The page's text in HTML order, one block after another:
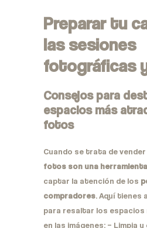
Preparar tu
las sesiones
fotográficas
Consejos para
espacios más
fotos
Cuando se trata de
fotos son una
captar la atención de los
compradores. Aquí tienes
para resaltar los
en las imágenes: – Limpia